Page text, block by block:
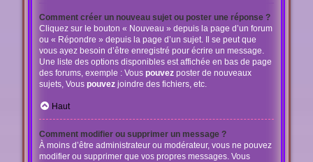
Comment créer un nouveau sujet ou poster une réponse ?
Cliquez sur le bouton « Nouveau » depuis la page d’un forum
ou « Répondre » depuis la page d’un sujet. Il se peut que
vous ayez besoin d’être enregistré pour écrire un message.
Une liste des options disponibles est affichée en bas de page
des forums, exemple : Vous pouvezposter de nouveaux
sujets, Vous pouvezjoindre des fichiers, etc.
Haut
Comment modifier ou supprimer un message ?
À moins d’être administrateur ou modérateur, vous ne pouvez
modifier ou supprimer que vos propres messages. Vous